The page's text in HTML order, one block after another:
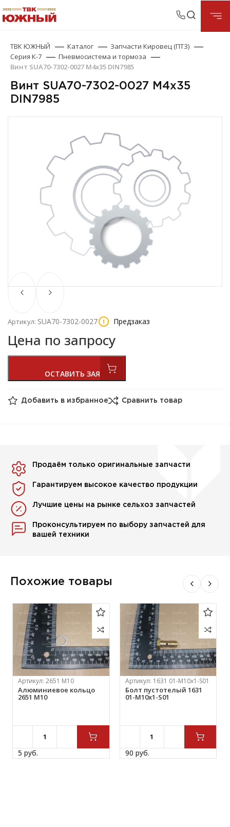
ТВК ЮЖНЫЙ Каталог
Запчасти Кировец (ПТЗ)
Серия К-7
Пневмосистема и тормоза
Винт SUA70-7302-0027 М4х35 DIN7985
Винт SUA70-7302-0027 М4х35
DIN7985
Артикул: SUA70-7302-0027 Предзаказ
Цена по запросу
Добавить в избранное Сравнить товар
Продаём только оригинальные запчасти
Гарантируем высокое качество продукции
Лучшие цены на рынке сельхоз запчастей
Проконсультируем по выбору запчастей для
вашей техники
Похожие товары
Артикул:2651 М10
Алюминиевое кольцо
2651 М10
5 руб.
Артикул: 1631 01-М10х1-S01
Болт пустотелый 1631
01-М10х1-S01
90 руб.